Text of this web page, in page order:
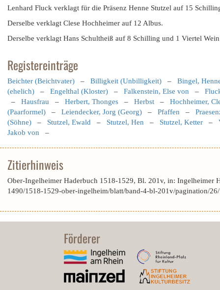
Lenhard Fluck verklagt für die Präsenz Henne Stutzel auf 15
Derselbe verklagt Clese Hochheimer auf 12 Albus.
Derselbe verklagt Hans Schultheiß auf 8 Schilling und 1 Viertel
Registereinträge
Beichter (Beichtvater) – Billigkeit (Unbilligkeit) – Bingel,
(ehelich) – Engelthal (Kloster) – Falkenstein, Else von –
– Hausfrau – Herbert, Thonges – Herbst – Hochheimer,
(Paarformel) – Leiendecker, Jorg (Georg) – Pfaffen –
(Söhne) – Stutzel, Ewald – Stutzel, Hen – Stutzel, Ketter –
Jakob von –
Zitierhinweis
Ober-Ingelheimer Haderbuch 1518-1529, Bl. 201v, in: Ingelheimer
1490/1518-1529-ober-ingelheim/blatt/band-4-bl-201v/pagination/
Förderer